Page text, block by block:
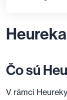
Čo sú
V rámci